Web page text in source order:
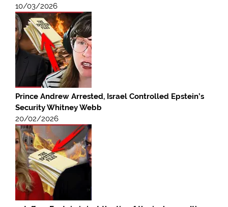
10/03/2026
Prince Andrew Arrested, Israel Controlled Epstein’s
Security Whitney Webb
20/02/2026